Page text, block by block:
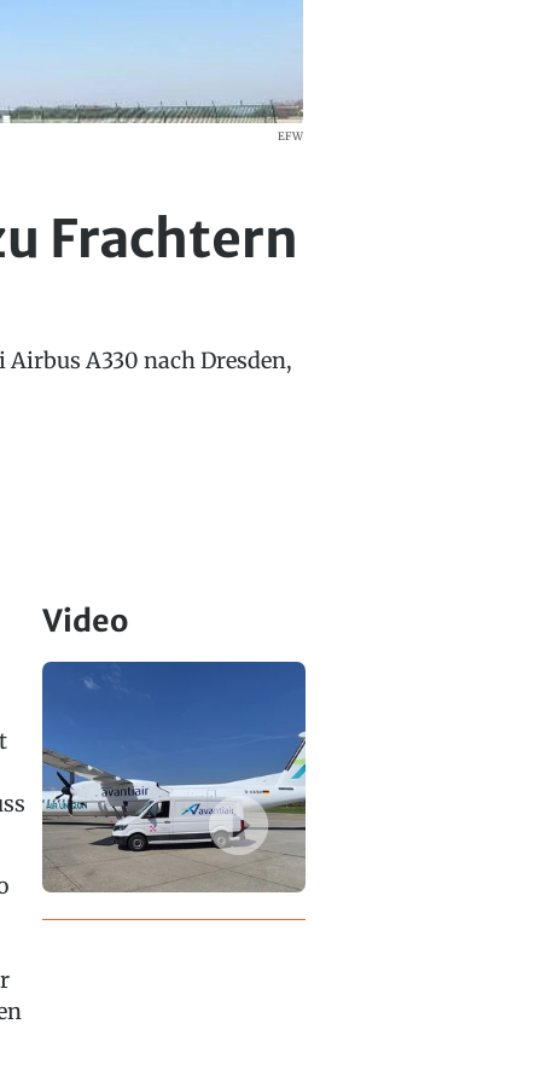
EFW
Frachtern
A330 nach Dresden,
Video